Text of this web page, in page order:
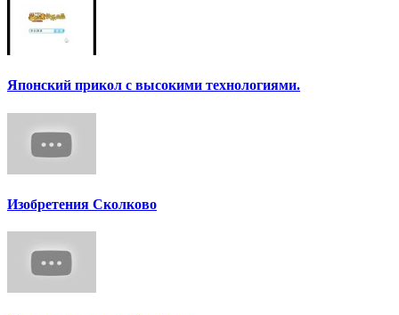
Японский прикол с высокими технологиями.
Изобретения Сколково